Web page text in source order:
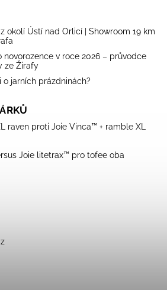
okolí Ústí nad Orlicí | Showroom 19 km
v roce 2026 – průvodce
ze Žirafy
jarních prázdninách?
raven proti Joie Vinca™ + ramble XL
Joie litetrax™ pro tofee oba